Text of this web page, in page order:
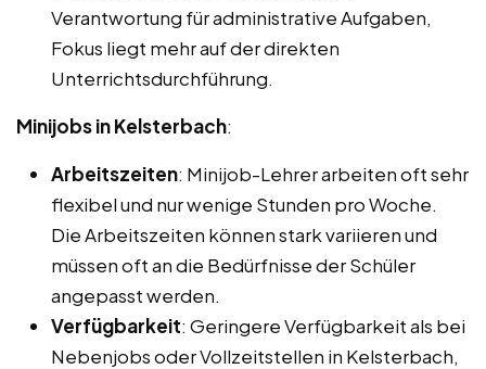
Verantwortung für administrative Aufgaben,
Fokus liegt mehr auf der direkten
Unterrichtsdurchführung.
Minijobs in Kelsterbach:
Arbeitszeiten: Minijob-Lehrer arbeiten oft sehr
flexibel und nur wenige Stunden pro Woche.
Die Arbeitszeiten können stark variieren und
müssen oft an die Bedürfnisse der Schüler
angepasst werden.
Verfügbarkeit: Geringere Verfügbarkeit als bei
Nebenjobs oder Vollzeitstellen in Kelsterbach,